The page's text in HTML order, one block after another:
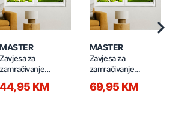
MASTER
Zavjesa za
zamračivanje
B4 bijela
44,95 KM
MASTER
Zavjesa za
zamračivanje
JC-B3 bijela
69,95 KM